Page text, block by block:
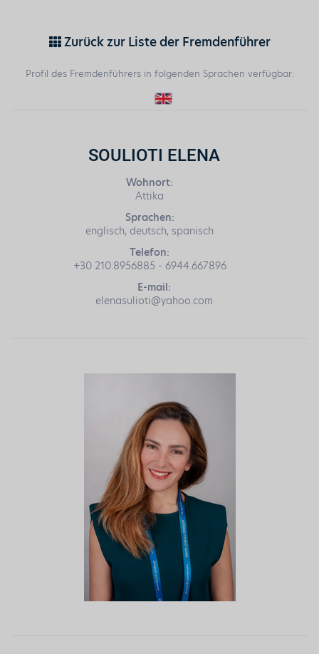
Zurück zur Liste der Fremdenführer
Profil des Fremdenführers in folgenden Sprachen verfügbar:
SOULIOTI ELENA
Wohnort:
Attika
Sprachen:
englisch, deutsch, spanisch
Telefon:
+30 210.8956885 - 6944.667896
E-mail:
elenasulioti@yahoo.com